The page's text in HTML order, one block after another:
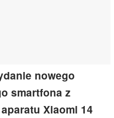
nowego
smartfona z
Xiaomi 14